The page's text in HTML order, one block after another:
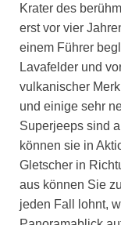
Krater des
erst vor vier
einem Führer
Lavafelder und
vulkanischer
und einige sehr
Superjeeps sind
können sie in
Gletscher in
aus können Sie
jeden Fall lohnt,